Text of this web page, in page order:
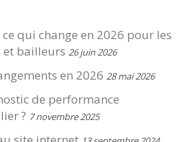
qui change en 2026 pour les
et bailleurs 26 juin 2026
en 2026 28 mai 2026
de performance
? 7 novembre 2025